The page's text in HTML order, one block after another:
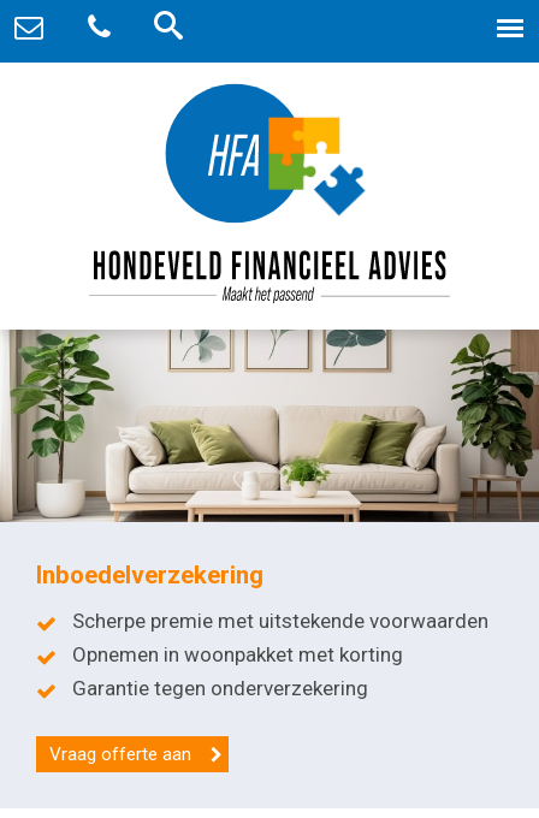
Inboedelverzekering
Scherpe premie met uitstekende voorwaarden
Opnemen in woonpakket met korting
Garantie tegen onderverzekering
Vraag offerte aan